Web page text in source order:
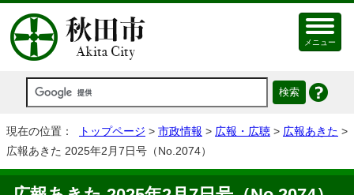
メニュー
現在の位置： トップページ > 市政情報 > 広報・広聴 > 広報あきた >
広報あきた 2025年2月7日号（No.2074）